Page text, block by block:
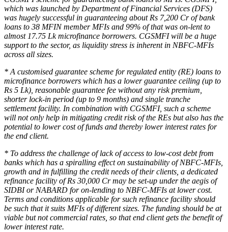
which was launched by Department of Financial Services (DFS)
was hugely successful in guaranteeing about Rs 7,200 Cr of bank
loans to 38 MFIN member MFIs and 99% of that was on-lent to
almost 17.75 Lk microfinance borrowers. CGSMFI will be a huge
support to the sector, as liquidity stress is inherent in NBFC-MFIs
across all sizes.
* A customised guarantee scheme for regulated entity (RE) loans to
microfinance borrowers which has a lower guarantee ceiling (up to
Rs 5 Lk), reasonable guarantee fee without any risk premium,
shorter lock-in period (up to 9 months) and single tranche
settlement facility. In combination with CGSMFI, such a scheme
will not only help in mitigating credit risk of the REs but also has the
potential to lower cost of funds and thereby lower interest rates for
the end client.
* To address the challenge of lack of access to low-cost debt from
banks which has a spiralling effect on sustainability of NBFC-MFIs,
growth and in fulfilling the credit needs of their clients, a dedicated
refinance facility of Rs 30,000 Cr may be set-up under the aegis of
SIDBI or NABARD for on-lending to NBFC-MFIs at lower cost.
Terms and conditions applicable for such refinance facility should
be such that it suits MFIs of different sizes. The funding should be at
viable but not commercial rates, so that end client gets the benefit of
lower interest rate.